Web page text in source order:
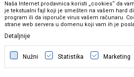
što precizniji u opisu proizvoda,
na sajtu su dio naše ponude i ne
©2026www.mil-
Naša Internet prodavnica koristi „cookies“ da
je tekstualni fajl koji je smešten na vašem hard
program ili da isporuče virus vašem računaru.
strane web servera u domenu koji vam ih je
Detaljnije
Nužni Statistika Marketing